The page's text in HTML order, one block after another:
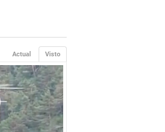
Visto
Actual